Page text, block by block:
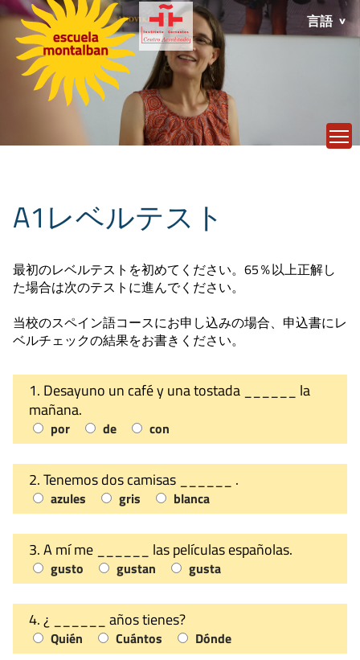
言語
A1レベルテスト
最初のレベルテストを初めてください。65％以上正解し
た場合は次のテストに進んでください。
当校のスペイン語コースにお申し込みの場合、申込書にレ
ベルチェックの結果をお書きください。
1. Desayuno un café y una tostada ______ la
mañana.
por de con
2. Tenemos dos camisas ______ .
azules gris blanca
3. A mí me ______ las películas españolas.
gusto gustan gusta
4. ¿ ______ años tienes?
Quién Cuántos Dónde